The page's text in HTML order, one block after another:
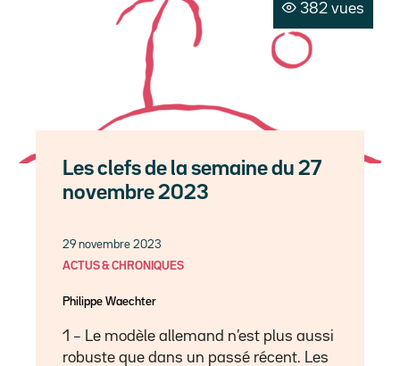
382 vues
Les clefs de la semaine du 27
novembre 2023
29 novembre 2023
ACTUS & CHRONIQUES
Philippe Waechter
1 – Le modèle allemand n’est plus aussi
robuste que dans un passé récent. Les